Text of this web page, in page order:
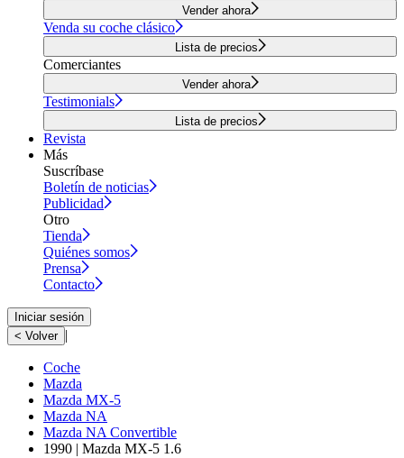
Vender ahora
Venda su coche clásico
Lista de precios
Comerciantes
Vender ahora
Testimonials
Lista de precios
Revista
Más
Suscríbase
Boletín de noticias
Publicidad
Otro
Tienda
Quiénes somos
Prensa
Contacto
Iniciar sesión
< Volver |
Coche
Mazda
Mazda MX-5
Mazda NA
Mazda NA Convertible
1990 | Mazda MX-5 1.6